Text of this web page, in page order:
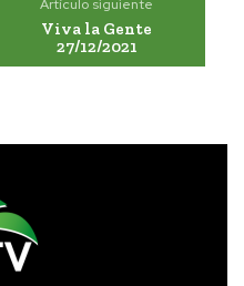
Artículo siguiente
Viva la Gente
27/12/2021